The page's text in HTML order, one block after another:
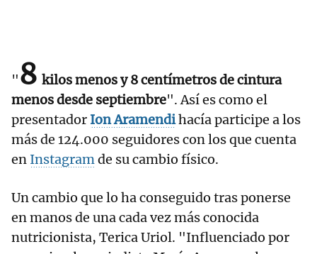
"8 kilos menos y 8 centímetros de cintura
menos desde septiembre". Así es como el
presentador Ion Aramendihacía participe a los
más de 124.000 seguidores con los que cuenta
en Instagramde su cambio físico.
Un cambio que lo ha conseguido tras ponerse
en manos de una cada vez más conocida
nutricionista, Terica Uriol. "Influenciado por